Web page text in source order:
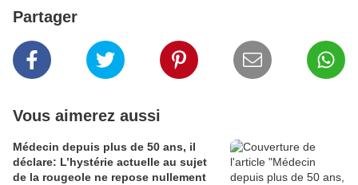
Partager
Vous aimerez aussi
Médecin depuis plus de 50 ans, il
déclare: L’hystérie actuelle au sujet
de la rougeole ne repose nullement